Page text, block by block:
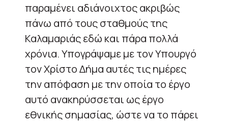
παραμένει αδιάνοιχτος ακριβώς
πάνω από τους σταθμούς της
Καλαμαριάς εδώ και πάρα πολλά
χρόνια. Υπογράψαμε με τον Υπουργό
τον Χρίστο Δήμα αυτές τις ημέρες
την απόφαση με την οποία το έργο
αυτό ανακηρύσσεται ως έργο
εθνικής σημασίας, ώστε να το πάρει